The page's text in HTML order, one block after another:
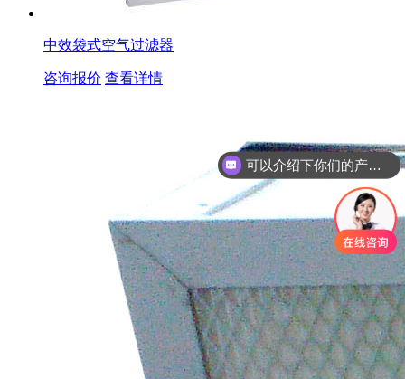
中效袋式空气过滤器
咨询报价 查看详情
你们是怎么收费的呢